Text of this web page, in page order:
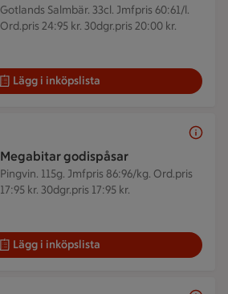
Gotlands Salmbär. 33cl. Jmfpris 60:61/l.
Ord.pris 24:95 kr. 30dgr.pris 20:00 kr.
Lägg i inköpslista
Megabitar godispåsar
Pingvin. 115g. Jmfpris 86:96/kg. Ord.pris
17:95 kr. 30dgr.pris 17:95 kr.
Lägg i inköpslista